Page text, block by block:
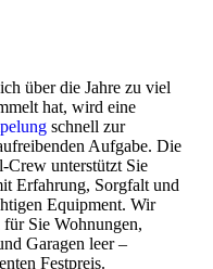
über die Jahre zu viel
hat, wird eine
schnell zur
Aufgabe. Die
Crew unterstützt Sie
Erfahrung, Sorgfalt und
Equipment. Wir
für Sie Wohnungen,
Garagen leer –
Festpreis.